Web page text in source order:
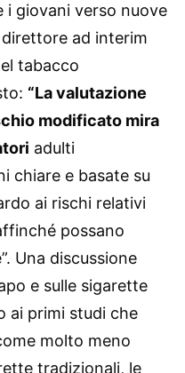
giovani verso nuove
ad interim
tabacco
“La valutazione
modificato mira
adulti
chiare e basate su
ai rischi relativi
possano
Una discussione
e sulle sigarette
ai primi studi che
molto meno
tradizionali, le